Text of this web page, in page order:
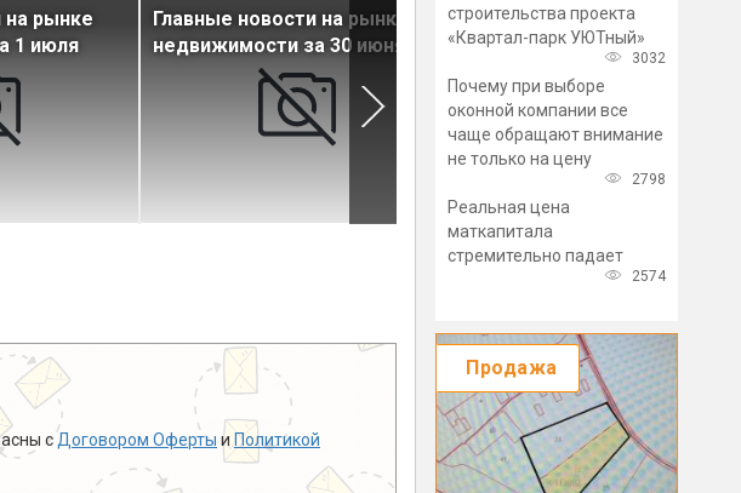
на рынке
1 июля
Главные новости на рынке
недвижимости за 30 июня
Главные новости на рынке
недвижимости за 27 июня
с Договором Оферты и Политикой
строительства проекта
«Квартал-парк УЮТный»
3032
Почему при выборе
оконной компании все
чаще обращают внимание
не только на цену
2798
Реальная цена
маткапитала
стремительно падает
2574
Продажа